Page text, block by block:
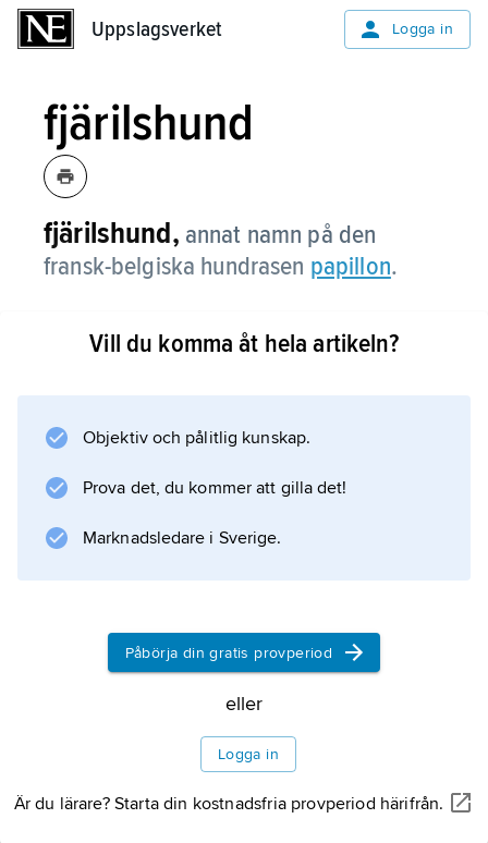
Uppslagsverket Logga in
fjärilshund
fjärilshund, annat namn på den
fransk-belgiska hundrasen papillon.
Vill du komma åt hela artikeln?
Objektiv och pålitlig kunskap.
Prova det, du kommer att gilla det!
Marknadsledare i Sverige.
Påbörja din gratis provperiod
eller
Logga in
Är du lärare? Starta din kostnadsfria provperiod härifrån.